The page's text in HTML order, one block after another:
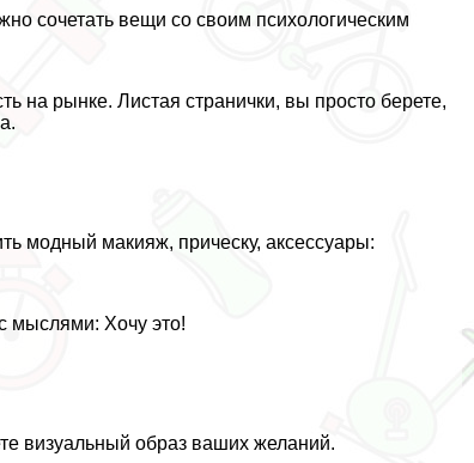
сочетать вещи со своим психологическим
на рынке. Листая странички, вы просто берете,
модный макияж, прическу, аксессуары:
мыслями: Хочу это!
визуальный образ ваших желаний.